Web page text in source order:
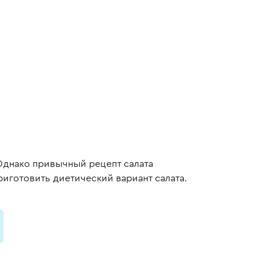
привычный рецепт салата
диетический вариант салата.